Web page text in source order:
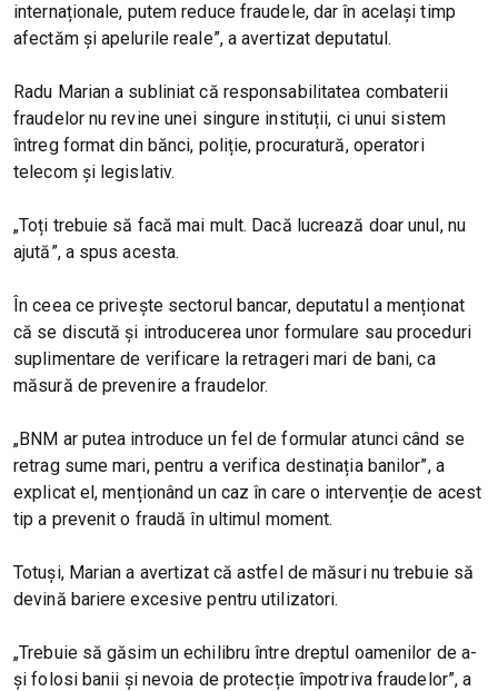
internaționale, putem reduce fraudele, dar în același timp
afectăm și apelurile reale”, a avertizat deputatul.
Radu Marian a subliniat că responsabilitatea combaterii
fraudelor nu revine unei singure instituții, ci unui sistem
întreg format din bănci, poliție, procuratură, operatori
telecom și legislativ.
„Toți trebuie să facă mai mult. Dacă lucrează doar unul, nu
ajută”, a spus acesta.
În ceea ce privește sectorul bancar, deputatul a menționat
că se discută și introducerea unor formulare sau proceduri
suplimentare de verificare la retrageri mari de bani, ca
măsură de prevenire a fraudelor.
„BNM ar putea introduce un fel de formular atunci când se
retrag sume mari, pentru a verifica destinația banilor”, a
explicat el, menționând un caz în care o intervenție de acest
tip a prevenit o fraudă în ultimul moment.
Totuși, Marian a avertizat că astfel de măsuri nu trebuie să
devină bariere excesive pentru utilizatori.
„Trebuie să găsim un echilibru între dreptul oamenilor de a-
și folosi banii și nevoia de protecție împotriva fraudelor”, a